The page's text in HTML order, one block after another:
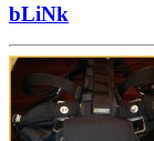
bLiNk